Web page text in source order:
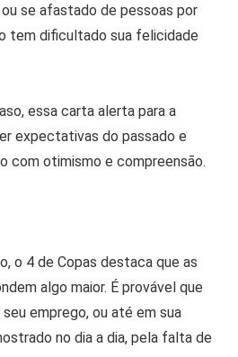
se afastado de pessoas por
tem dificultado sua felicidade
essa carta alerta para a
expectativas do passado e
com otimismo e compreensão.
o 4 de Copas destaca que as
algo maior. É provável que
emprego, ou até em sua
no dia a dia, pela falta de